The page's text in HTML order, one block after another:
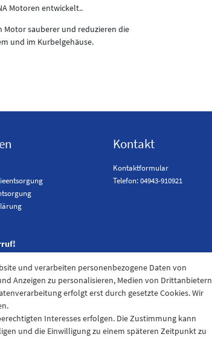
Motoren entwickelt..
sauberer und reduzieren die
und im Kurbelgehäuse.
Kontakt
Kontaktformular
Telefon: 04943-910921
und verarbeiten personenbezogene Daten von
Anzeigen zu personalisieren, Medien von Drittanbietern
erfolgt erst durch gesetzte Cookies. Wir
Interesses erfolgen. Die Zustimmung kann
und die Einwilligung zu einem späteren Zeitpunkt zu